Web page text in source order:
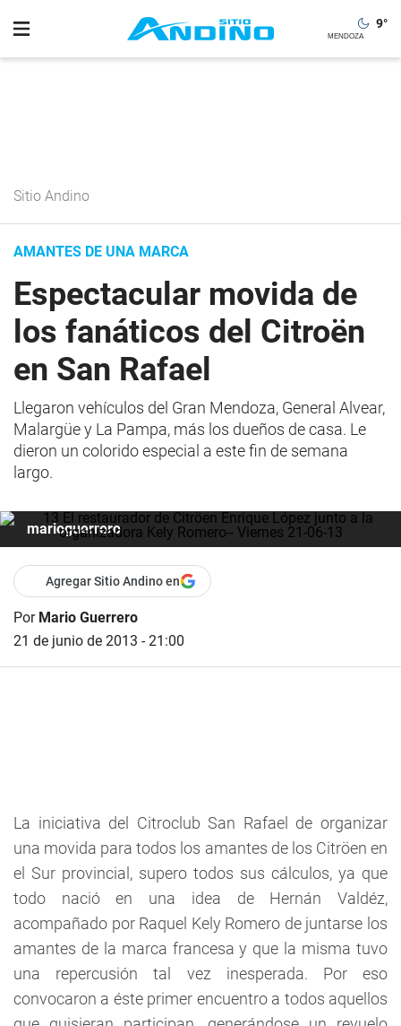
9°
Sitio Andino
AMANTES DE UNA MARCA
Espectacular movida de
los fanáticos del Citroën
en San Rafael
Llegaron vehículos del Gran Mendoza, General Alvear,
Malargüe y La Pampa, más los dueños de casa. Le
dieron un colorido especial a este fin de semana
largo.
marioguerrero
Agregar Sitio Andino en
Por Mario Guerrero
21 de junio de 2013 - 21:00
La iniciativa del Citroclub San Rafael de organizar
una movida para todos los amantes de los Citröen en
el Sur provincial, supero todos sus cálculos, ya que
todo nació en una idea de Hernán Valdéz,
acompañado por Raquel Kely Romero de juntarse los
amantes de la marca francesa y que la misma tuvo
una repercusión tal vez inesperada. Por eso
convocaron a éste primer encuentro a todos aquellos